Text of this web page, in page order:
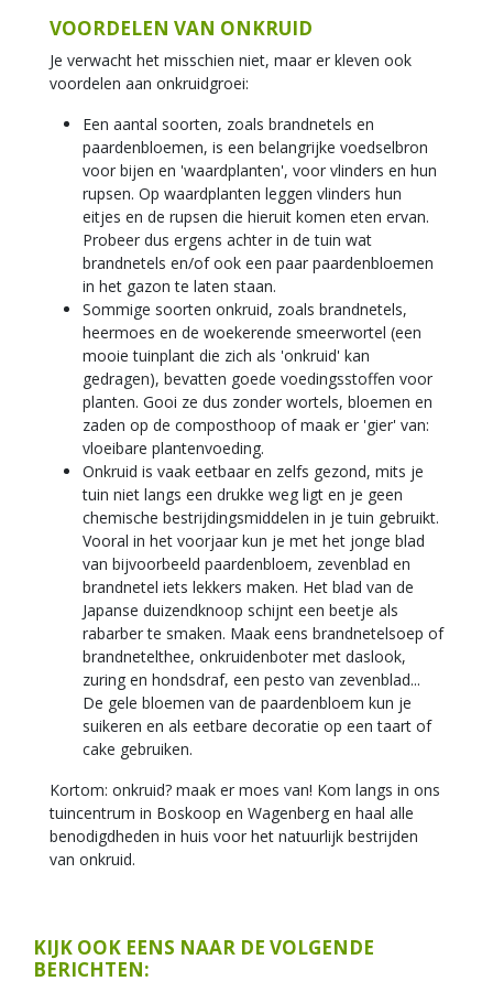
VOORDELEN VAN ONKRUID
Je verwacht het misschien niet, maar er kleven ook
voordelen aan onkruidgroei:
Een aantal soorten, zoals brandnetels en
paardenbloemen, is een belangrijke voedselbron
voor bijen en 'waardplanten', voor vlinders en hun
rupsen. Op waardplanten leggen vlinders hun
eitjes en de rupsen die hieruit komen eten ervan.
Probeer dus ergens achter in de tuin wat
brandnetels en/of ook een paar paardenbloemen
in het gazon te laten staan.
Sommige soorten onkruid, zoals brandnetels,
heermoes en de woekerende smeerwortel (een
mooie tuinplant die zich als 'onkruid' kan
gedragen), bevatten goede voedingsstoffen voor
planten. Gooi ze dus zonder wortels, bloemen en
zaden op de composthoop of maak er 'gier' van:
vloeibare plantenvoeding.
Onkruid is vaak eetbaar en zelfs gezond, mits je
tuin niet langs een drukke weg ligt en je geen
chemische bestrijdingsmiddelen in je tuin gebruikt.
Vooral in het voorjaar kun je met het jonge blad
van bijvoorbeeld paardenbloem, zevenblad en
brandnetel iets lekkers maken. Het blad van de
Japanse duizendknoop schijnt een beetje als
rabarber te smaken. Maak eens brandnetelsoep of
brandnetelthee, onkruidenboter met daslook,
zuring en hondsdraf, een pesto van zevenblad...
De gele bloemen van de paardenbloem kun je
suikeren en als eetbare decoratie op een taart of
cake gebruiken.
Kortom: onkruid? maak er moes van! Kom langs in ons
tuincentrum in Boskoop en Wagenberg en haal alle
benodigdheden in huis voor het natuurlijk bestrijden
van onkruid.
KIJK OOK EENS NAAR DE VOLGENDE
BERICHTEN: